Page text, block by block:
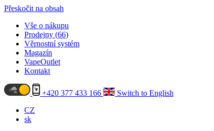
Přeskočit na obsah
Vše o nákupu
Prodejny (66)
Věrnostní systém
Magazín
VapeOutlet
Kontakt
+420 377 433 166
Switch to English
CZ
sk